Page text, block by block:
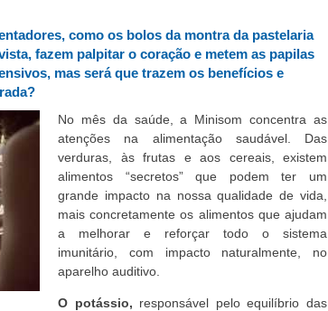
como os bolos da montra da pastelaria
fazem palpitar o coração e metem as papilas
mas será que trazem os benefícios e
No mês da saúde, a Minisom concentra as
atenções na alimentação saudável. Das
verduras, às frutas e aos cereais, existem
alimentos “secretos” que podem ter um
grande impacto na nossa qualidade de vida,
mais concretamente os alimentos que ajudam
a melhorar e reforçar todo o sistema
imunitário, com impacto naturalmente, no
aparelho auditivo.
O potássio, responsável pelo equilíbrio das